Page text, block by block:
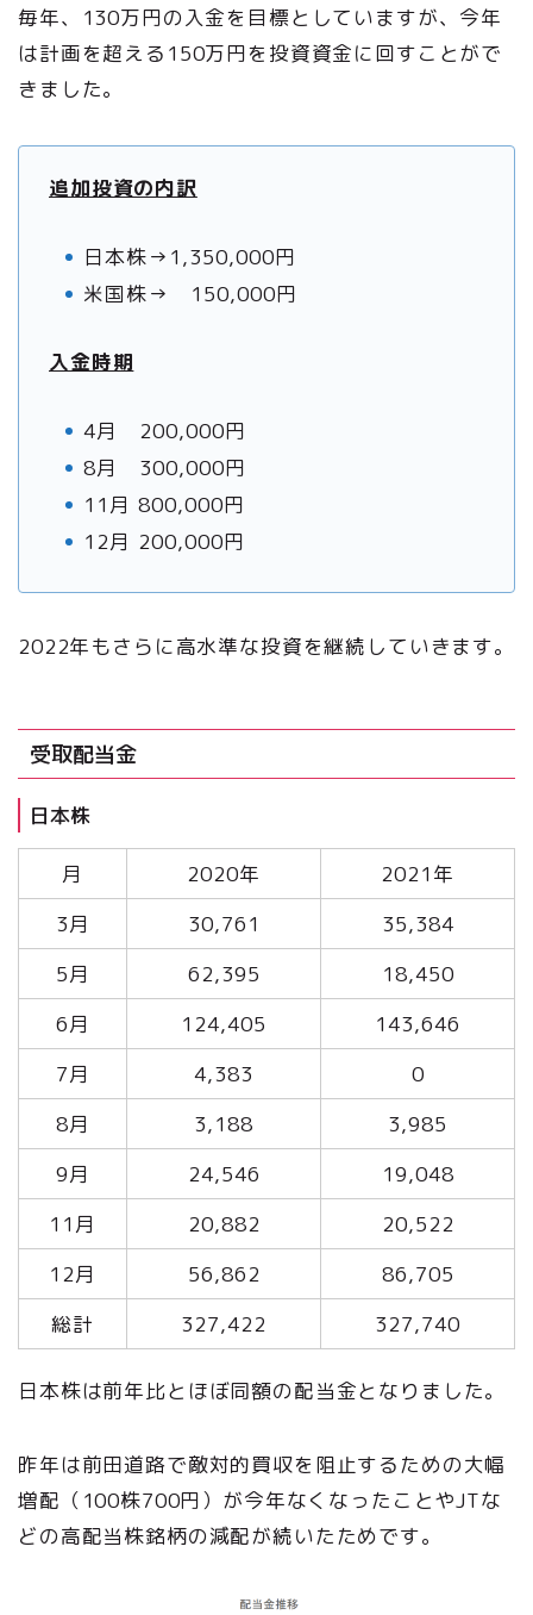
毎年、130万円の入金を目標としていますが、今年
は計画を超える150万円を投資資金に回すことがで
きました。
追加投資の内訳
日本株→1,350,000円
米国株→ 150,000円
入金時期
4月 200,000円
8月 300,000円
11月 800,000円
12月 200,000円
2022年もさらに高水準な投資を継続していきます。
受取配当金
日本株
月 2020年
2021年
3月
30,761
35,384
5月
62,395
18,450
6月
124,405
143,646
7月
4,383
0
8月
3,188
3,985
9月
24,546
19,048
11月
20,882
20,522
12月
56,862
86,705
総計
327,422 327,740
日本株は前年比とほぼ同額の配当金となりました。
昨年は前田道路で敵対的買収を阻止するための大幅
増配（100株700円）が今年なくなったことやJTな
どの高配当株銘柄の減配が続いたためです。